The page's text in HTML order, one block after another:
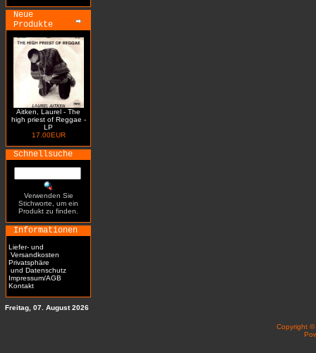
Neue
Produkte
Aitken, Laurel - The
high priest of Reggae -
LP
17.00EUR
Schnellsuche
Verwenden Sie
Stichworte, um ein
Produkt zu finden.
Informationen
Liefer- und
Versandkosten
Privatsphäre
und Datenschutz
Impressum/AGB
Kontakt
Freitag, 07. August 2026
Copyright